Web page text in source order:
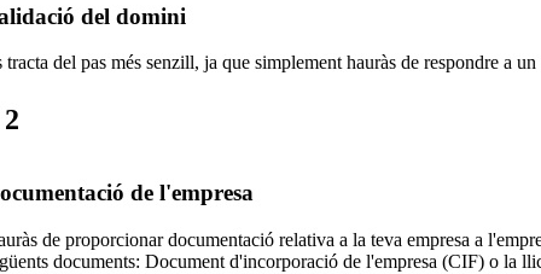
del domini
tracta del pas més senzill, ja que simplement hauràs de respondre a
2
de l'empresa
de proporcionar documentació relativa a la teva empresa a
documents: Document d'incorporació de l'empresa (CIF) o la